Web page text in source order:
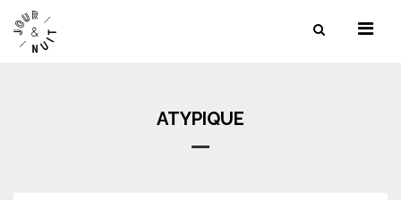
ATYPIQUE